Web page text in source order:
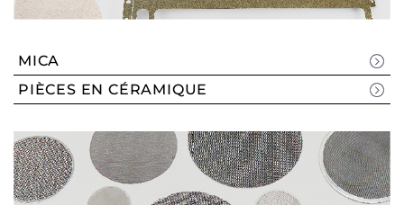
MICA
PIÈCES EN CÉRAMIQUE